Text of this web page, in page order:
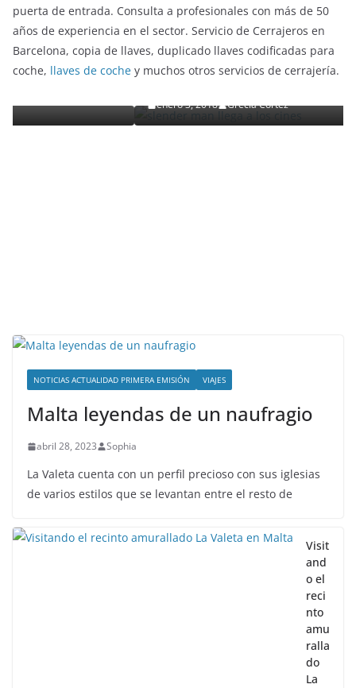
puerta de entrada. Consulta a profesionales con más de 50
años de experiencia en el sector. Servicio de Cerrajeros en
Barcelona, copia de llaves, duplicado llaves codificadas para
coche, llaves de coche y muchos otros servicios de cerrajería.
ENTRETENIMIENTO Y CURIOSIDADES LIBROS CINE Y TV
Slender Man llega al cine y te mostramos todos
detalles
enero 3, 2018 Grecia Cortez
NOTICIAS ACTUALIDAD PRIMERA EMISIÓN VIAJES
Malta leyendas de un naufragio
abril 28, 2023 Sophia
La Valeta cuenta con un perfil precioso con sus iglesias
de varios estilos que se levantan entre el resto de
Visit
and
o el
reci
nto
amu
ralla
do
La